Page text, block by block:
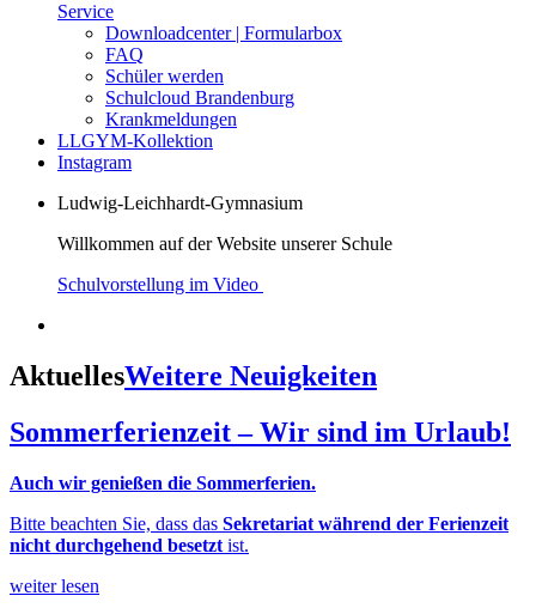
Service
Downloadcenter | Formularbox
FAQ
Schüler werden
Schulcloud Brandenburg
Krankmeldungen
LLGYM-Kollektion
Instagram
Ludwig-Leichhardt-Gymnasium
Willkommen auf der Website unserer Schule
Schulvorstellung im Video
AktuellesWeitere Neuigkeiten
Sommerferienzeit – Wir sind im Urlaub!
Auch wir genießen die Sommerferien.
Bitte beachten Sie, dass das Sekretariat während der Ferienzeit
nicht durchgehend besetzt ist.
weiter lesen